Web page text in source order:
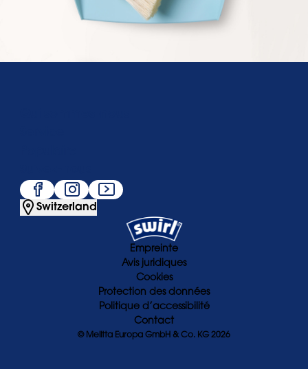
Switzerland
© Melitta Europa GmbH & Co. KG 2026
Empreinte
Avis juridiques
Cookies
Protection des données
Politique d’accessibilité
Contact